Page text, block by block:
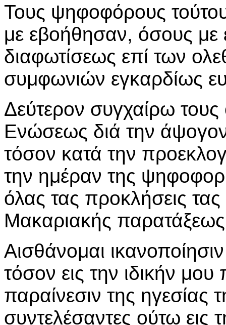
Τους ψηφοφόρους
με εβοήθησαν, όσους με
διαφωτίσεως επί των
συμφωνιών εγκαρδίως
Δεύτερον συγχαίρω
Ενώσεως διά την άψογον
τόσον κατά την
την ημέραν της
όλας τας προκλήσεις
Μακαριακής
Αισθάνομαι
τόσον εις την ιδικήν μου
παραίνεσιν της
συντελέσαντες ούτω εις